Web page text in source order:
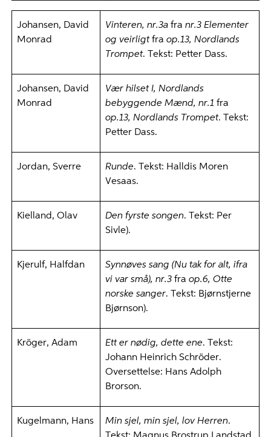
Johansen, David
Monrad
Vinteren, nr.3a fra nr.3 Elementer
og veirligtfra op.13, Nordlands
Trompet. Tekst: Petter Dass.
Johansen, David
Monrad
Vær hilset I, Nordlands
bebyggende Mænd, nr.1 fra
op.13, Nordlands Trompet. Tekst:
Petter Dass.
Jordan, Sverre Runde. Tekst: Halldis Moren
Vesaas.
Kielland, Olav Den fyrste songen. Tekst: Per
Sivle).
Kjerulf, Halfdan
Synnøves sang (Nu tak for alt, ifra
vi var små), nr.3 fra op.6, Otte
norske sanger. Tekst: Bjørnstjerne
Bjørnson).
Kröger, Adam Ett er nødig, dette ene. Tekst:
Johann Heinrich Schröder.
Oversettelse: Hans Adolph
Brorson.
Kugelmann, Hans Min sjel, min sjel, lov Herren.